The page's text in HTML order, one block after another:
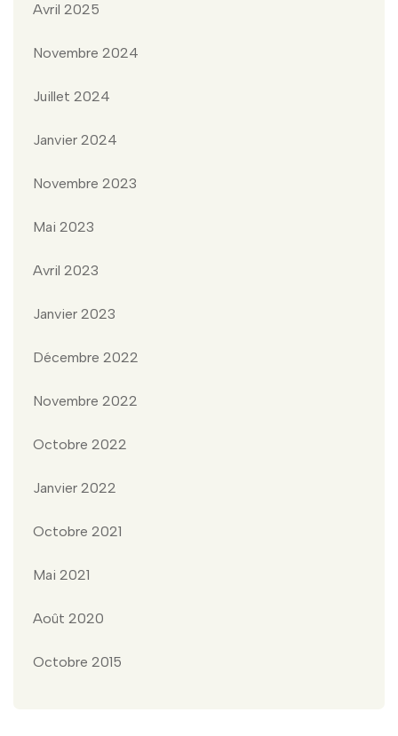
Avril 2025
Novembre 2024
Juillet 2024
Janvier 2024
Novembre 2023
Mai 2023
Avril 2023
Janvier 2023
Décembre 2022
Novembre 2022
Octobre 2022
Janvier 2022
Octobre 2021
Mai 2021
Août 2020
Octobre 2015